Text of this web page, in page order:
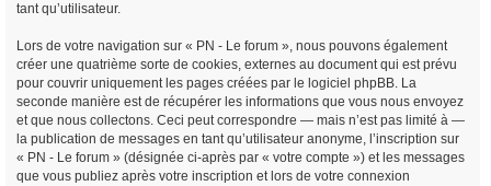
tant qu’utilisateur.
Lors de votre navigation sur « PN - Le forum », nous pouvons également
créer une quatrième sorte de cookies, externes au document qui est prévu
pour couvrir uniquement les pages créées par le logiciel phpBB. La
seconde manière est de récupérer les informations que vous nous envoyez
et que nous collectons. Ceci peut correspondre — mais n’est pas limité à —
la publication de messages en tant qu’utilisateur anonyme, l’inscription sur
« PN - Le forum » (désignée ci-après par « votre compte ») et les messages
que vous publiez après votre inscription et lors de votre connexion